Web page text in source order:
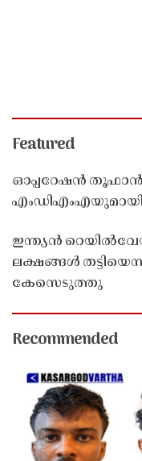
Featured
ഓപ്പറേഷൻ തൂഫാൻ;
എംഡിഎംഎയുമായി
ഇന്ത്യൻ
ലക്ഷങ്ങൾ
കേസെടുത്തു
Recommended